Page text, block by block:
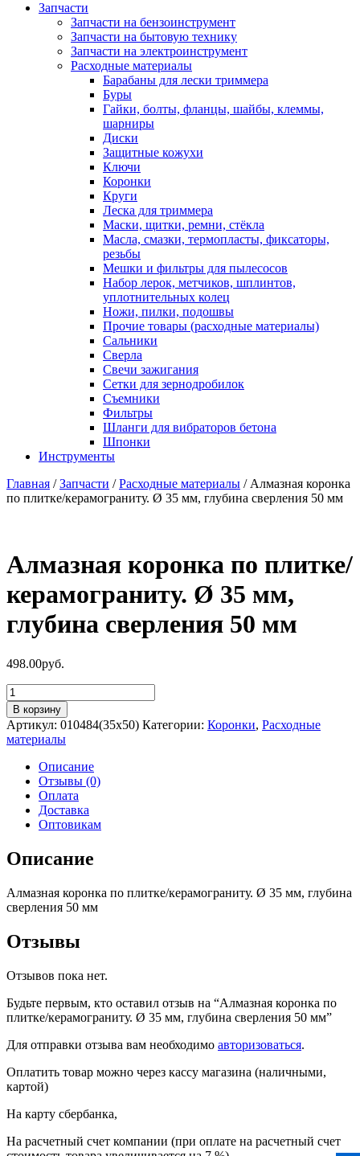
Запчасти
Запчасти на бензоинструмент
Запчасти на бытовую технику
Запчасти на электроинструмент
Расходные материалы
Барабаны для лески триммера
Буры
Гайки, болты, фланцы, шайбы, клеммы,
шарниры
Диски
Защитные кожухи
Ключи
Коронки
Круги
Леска для триммера
Маски, щитки, ремни, стёкла
Масла, смазки, термопласты, фиксаторы,
резьбы
Мешки и фильтры для пылесосов
Набор лерок, метчиков, шплинтов,
уплотнительных колец
Ножи, пилки, подошвы
Прочие товары (расходные материалы)
Сальники
Сверла
Свечи зажигания
Сетки для зернодробилок
Съемники
Фильтры
Шланги для вибраторов бетона
Шпонки
Инструменты
Главная /Запчасти /Расходные материалы / Алмазная коронка
по плитке/керамограниту. Ø 35 мм, глубина сверления 50 мм
Алмазная коронка по плитке/
керамограниту. Ø 35 мм,
глубина сверления 50 мм
498.00руб.
Количество
товара
Алмазная
коронка
по
плитке/
керамограниту.
глубина
сверления
50
В корзину
Артикул: 010484(35х50) Категории: Коронки, Расходные
материалы
Описание
Отзывы (0)
Оплата
Доставка
Оптовикам
Описание
Алмазная коронка по плитке/керамограниту. Ø 35 мм, глубина
сверления 50 мм
Отзывы
Отзывов пока нет.
Будьте первым, кто оставил отзыв на “Алмазная коронка по
плитке/керамограниту. Ø 35 мм, глубина сверления 50 мм”
Для отправки отзыва вам необходимо авторизоваться.
Оплатить товар можно через кассу магазина (наличными,
картой)
На карту сбербанка,
На расчетный счет компании (при оплате на расчетный счет